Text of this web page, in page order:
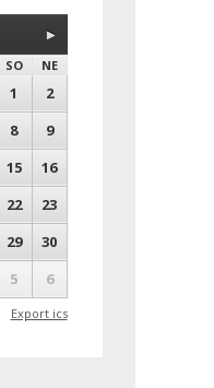
SO NE
1
2
8
9
15
16
22
23
29
30
5 6
Export ics